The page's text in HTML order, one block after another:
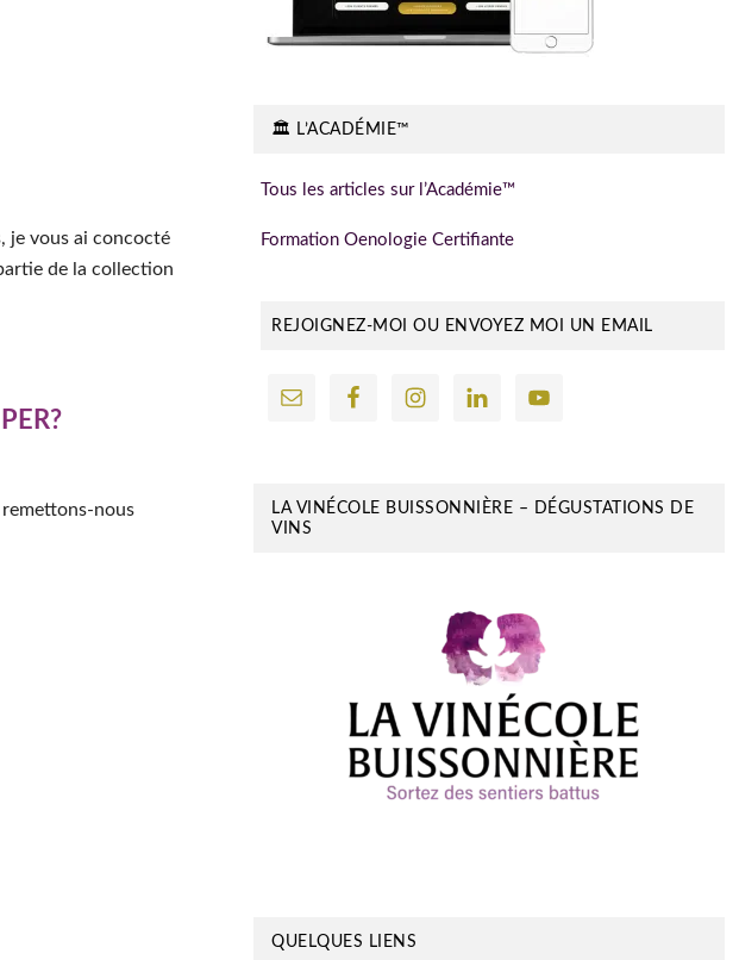
je vous ai concocté
de la collection
nous
🏛️ L’ACADÉMIE™
Tous les articles sur l’Académie™
Formation Oenologie Certifiante
REJOIGNEZ-MOI OU ENVOYEZ MOI UN EMAIL
LA VINÉCOLE BUISSONNIÈRE – DÉGUSTATIONS DE
VINS
QUELQUES LIENS